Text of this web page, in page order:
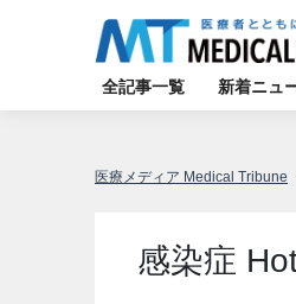
全記事一覧 新着ニュ
医療メディア Medical Tribune
感染症